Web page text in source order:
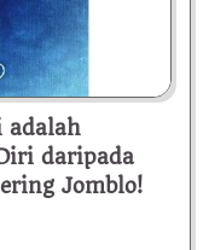
adalah
daripada
Jomblo!